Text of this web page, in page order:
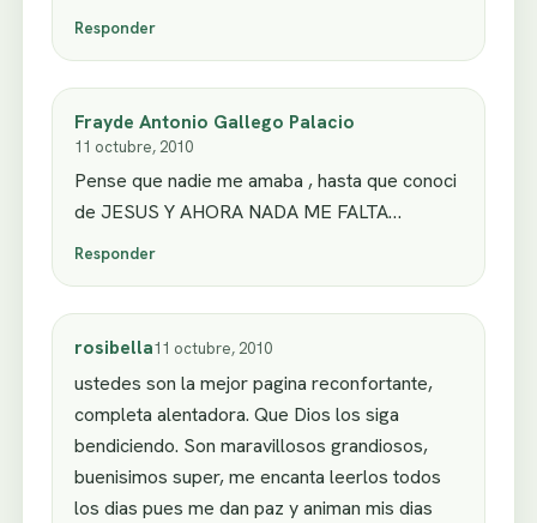
Responder
Frayde Antonio Gallego Palacio
11 octubre, 2010
Pense que nadie me amaba , hasta que conoci
de JESUS Y AHORA NADA ME FALTA…
Responder
rosibella11 octubre, 2010
ustedes son la mejor pagina reconfortante,
completa alentadora. Que Dios los siga
bendiciendo. Son maravillosos grandiosos,
buenisimos super, me encanta leerlos todos
los dias pues me dan paz y animan mis dias